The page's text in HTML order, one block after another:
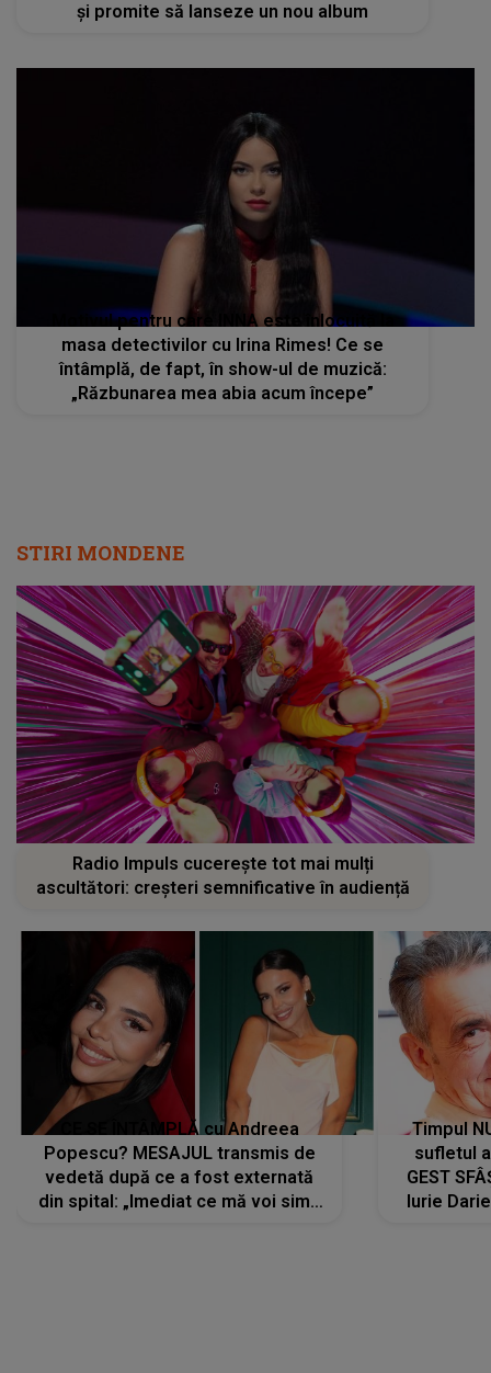
și promite să lanseze un nou album
Motivul pentru care INNA este înlocuită la
masa detectivilor cu Irina Rimes! Ce se
întâmplă, de fapt, în show-ul de muzică:
„Răzbunarea mea abia acum începe”
STIRI MONDENE
Radio Impuls cucerește tot mai mulți
ascultători: creșteri semnificative în audiență
CE SE ÎNTÂMPLĂ cu Andreea
Popescu? MESAJUL transmis de
vedetă după ce a fost externată
din spital: „Imediat ce mă voi simți
Timpul
sufletul
GEST
Iurie